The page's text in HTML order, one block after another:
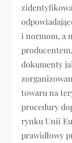
i normom, a
dokumenty
towaru na
procedury
rynku Unii
prawidłowy